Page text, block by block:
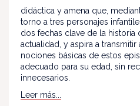
didáctica y amena que,
torno a tres personajes
dos fechas clave de la historia
actualidad, y aspira a
nociones básicas de estos
adecuado para su edad, sin
innecesarios.
Leer más...